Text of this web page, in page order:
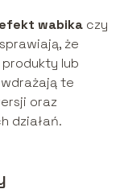
efekt wabikaczy
sprawiają, że
lub
wdrażają te
oraz
działań.